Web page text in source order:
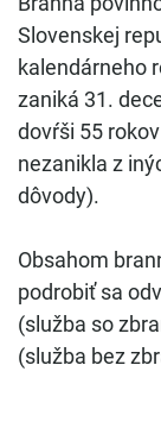
Slovenskej
kalendárneho
zaniká 31.
dovŕši 55
nezanikla z
dôvody).
Obsahom
podrobiť sa
(služba so
(služba bez